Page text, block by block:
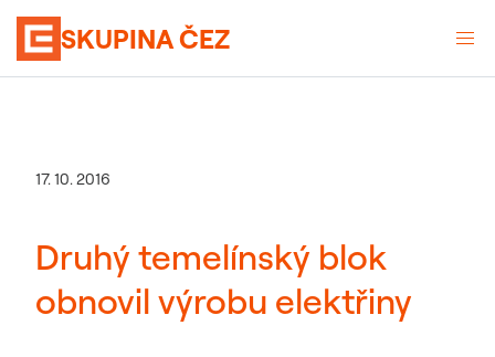
SKUPINA ČEZ
17. 10. 2016
Druhý temelínský blok
obnovil výrobu elektřiny